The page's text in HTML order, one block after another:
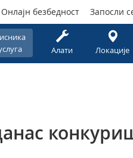
Алати Локације
Онлајн безбедност Запосли